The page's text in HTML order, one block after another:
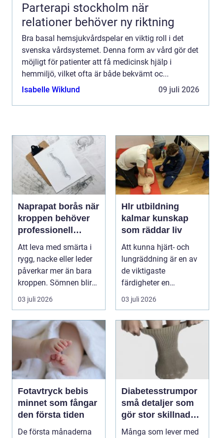
Parterapi stockholm när
relationer behöver ny riktning
Bra basal hemsjukvårdspelar en viktig roll i det
svenska vårdsystemet. Denna form av vård gör det
möjligt för patienter att få medicinsk hjälp i
hemmiljö, vilket ofta är både bekvämt oc...
Isabelle Wiklund
09 juli 2026
Naprapat borås när
kroppen behöver
professionell
manuell
behandling
Att leva med smärta i
rygg, nacke eller leder
påverkar mer än bara
kroppen. Sömnen blir
sämre, humör...
03 juli 2026
Hlr utbildning
kalmar kunskap
som räddar liv
Att kunna hjärt- och
lungräddning är en av
de viktigaste
färdigheter en
människa kan ha. Varje
år dr...
03 juli 2026
Fotavtryck bebis
minnet som fångar
den första tiden
De första månaderna
Diabetesstrumpor
små detaljer som
gör stor skillnad
för känsliga fötter
Många som lever med